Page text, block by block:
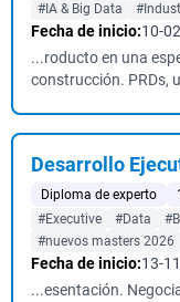
#IA & Big Data
Fecha de inicio:10-
...roducto en una
construcción. PRDs,
Desarrollo
Diploma de experto
#Executive
#Data
#nuevos masters 2026
Fecha de inicio:13-
...esentación.